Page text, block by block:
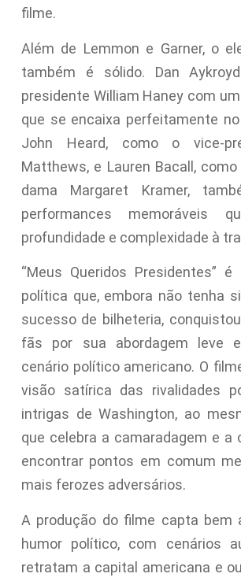
filme.
Além de Lemmon e Garner, o
também é sólido. Dan
presidente William Haney com
que se encaixa perfeitamente
John Heard, como o vice-
Matthews, e Lauren Bacall,
dama Margaret Kramer,
performances memoráveis
profundidade e complexidade à
“Meus Queridos Presidentes”
política que, embora não tenha
sucesso de bilheteria,
fãs por sua abordagem leve
cenário político americano. O
visão satírica das rivalidades
intrigas de Washington, ao
que celebra a camaradagem e a
encontrar pontos em comum
mais ferozes adversários.
A produção do filme capta bem
humor político, com cenários
retratam a capital americana e